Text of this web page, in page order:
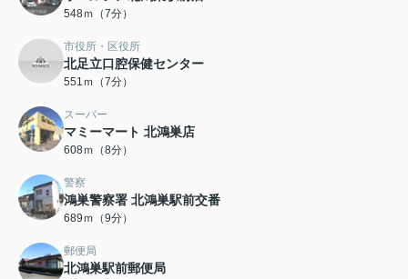
548ｍ（7分）
市役所・区役所
北足立口腔保健センター
551ｍ（7分）
スーパー
マミーマート 北鴻巣店
608ｍ（8分）
警察
鴻巣警察署 北鴻巣駅前交番
689ｍ（9分）
郵便局
北鴻巣駅前郵便局